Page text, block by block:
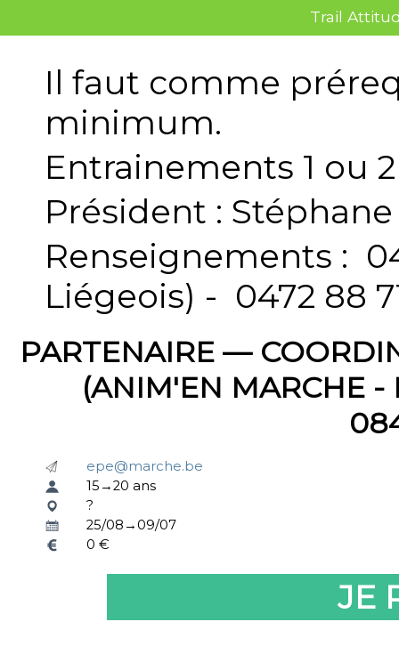
Trail
Il faut comme
minimum.
Entrainements 1 ou
Président :
Renseignements :
Liégeois) - 0472 88
PARTENAIRE —
(ANIM'EN MARCHE -
epe@marche.be
15→20 ans
?
25/08→09/07
0 €
JE